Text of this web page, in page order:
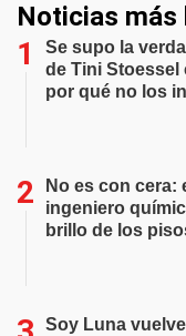
Noticias más
Se supo la
de Tini
por qué no los
No es con cera:
ingeniero
brillo de los
Soy Luna